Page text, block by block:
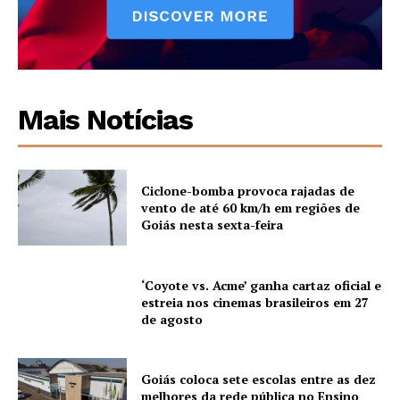
Mais Notícias
Ciclone-bomba provoca rajadas de
vento de até 60 km/h em regiões de
Goiás nesta sexta-feira
‘Coyote vs. Acme’ ganha cartaz oficial e
estreia nos cinemas brasileiros em 27
de agosto
Goiás coloca sete escolas entre as dez
melhores da rede pública no Ensino